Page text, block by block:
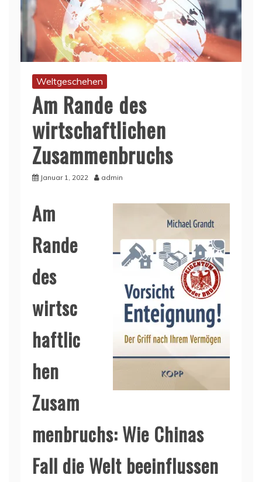
Weltgeschehen
Am Rande des
wirtschaftlichen
Zusammenbruchs
Januar 1, 2022 admin
Am
Rande
des
wirtsc
haftlic
hen
Zusam
menbruchs: Wie Chinas
Fall die Welt beeinflussen